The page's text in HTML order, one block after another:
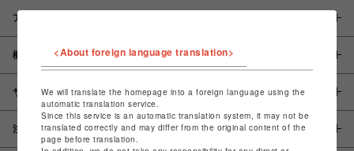
アイテム説明 / 素材
概要
サイズ
注意事項
<About foreign language translation>
We will translate the homepage into a foreign language using the
automatic translation service.
Since this service is an automatic translation system, it may not be
translated correctly and may differ from the original content of the
page before translation.